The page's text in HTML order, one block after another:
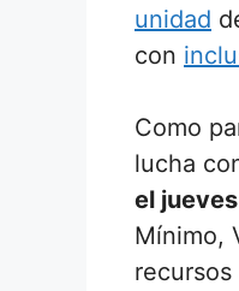
unidad
con
Como
lucha
el
Mínimo,